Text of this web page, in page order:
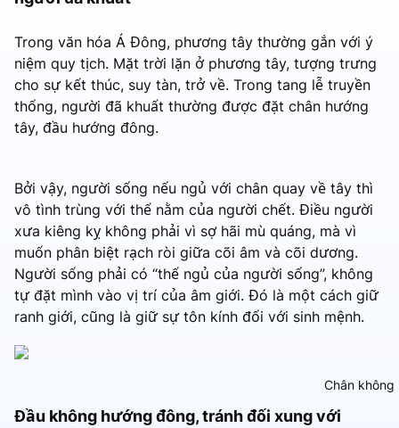
Trong văn hóa Á Đông, phương tây thường gắn với ý
niệm quy tịch. Mặt trời lặn ở phương tây, tượng trưng
cho sự kết thúc, suy tàn, trở về. Trong tang lễ truyền
thống, người đã khuất thường được đặt chân hướng
tây, đầu hướng đông.
Bởi vậy, người sống nếu ngủ với chân quay về tây thì
vô tình trùng với thế nằm của người chết. Điều người
xưa kiêng kỵ không phải vì sợ hãi mù quáng, mà vì
muốn phân biệt rạch ròi giữa cõi âm và cõi dương.
Người sống phải có “thế ngủ của người sống”, không
tự đặt mình vào vị trí của âm giới. Đó là một cách giữ
ranh giới, cũng là giữ sự tôn kính đối với sinh mệnh.
Chân
Đầu không hướng đông, tránh đối xung với